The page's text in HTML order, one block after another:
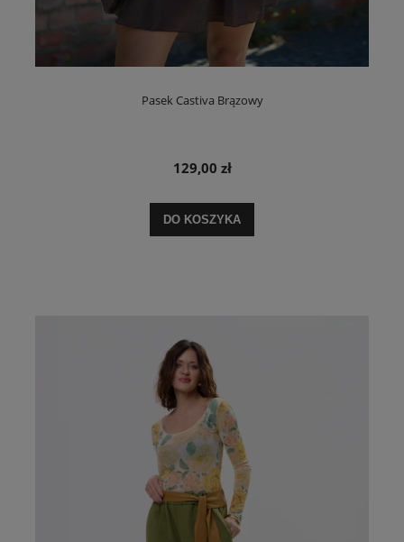
Pasek Castiva Brązowy
129,00 zł
DO KOSZYKA